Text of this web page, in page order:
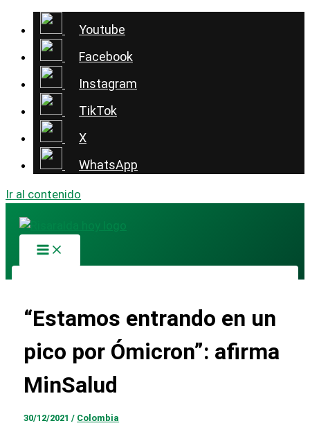
Youtube
Facebook
Instagram
TikTok
X
WhatsApp
Ir al contenido
“Estamos entrando en un
pico por Ómicron”: afirma
MinSalud
30/12/2021/ Colombia